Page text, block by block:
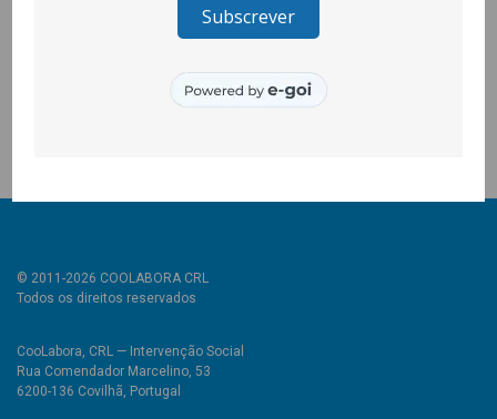
por receberem tão bem os grupos; e um especial bem haja à
CISMA – Associação Cultural pela co-produção.
Cantam” – Centro 2030, Inclusão pela Cultura (CENTRO2030-
© 2011-2026 COOLABORA CRL
Todos os direitos reservados
CooLabora, CRL — Intervenção Social
Rua Comendador Marcelino, 53
6200-136 Covilhã, Portugal